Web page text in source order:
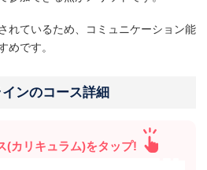
れているため、コミュニケーション能
めです。
ンのコース詳細
(カリキュラム)をタップ!